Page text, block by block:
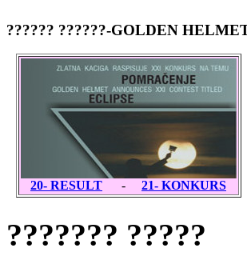
?????? ??????-GOLDEN
20- RESULT - 21- KONKURS
??????? ?????